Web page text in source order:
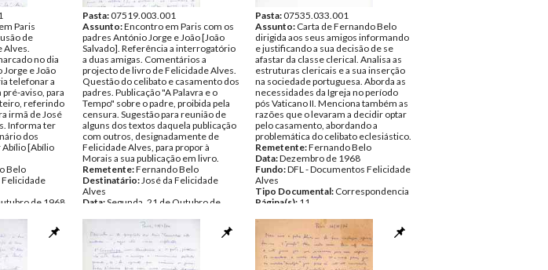
Paris
de
Alves.
no dia
e João
telefonar a
aviso, para
referindo
irmã de José
Informa ter
dos
Abílio [Abílio
Belo
Felicidade
de 1968
Pasta:07519.003.001
Assunto:Encontro em Paris com os
padres António Jorge e João [João
Salvado]. Referência a interrogatório
a duas amigas. Comentários a
projecto de livro de Felicidade Alves.
Questão do celibato e casamento dos
padres. Publicação "A Palavra e o
Tempo" sobre o padre, proibida pela
censura. Sugestão para reunião de
alguns dos textos daquela publicação
com outros, designadamente de
Felicidade Alves, para propor à
Morais a sua publicação em livro.
Remetente:Fernando Belo
Destinatário:José da Felicidade
Alves
Data: Segunda, 21 de Outubro de
DFL - Documentos Felicidade
Alves
Tipo Documental:Correspondencia
Página(s): 4
Pasta:07535.033.001
Assunto: Carta de Fernando Belo
dirigida aos seus amigos informando
e justificando a sua decisão de se
afastar da classe clerical. Analisa as
estruturas clericais e a sua inserção
na sociedade portuguesa. Aborda as
necessidades da Igreja no período
pós Vaticano II. Menciona também as
razões que o levaram a decidir optar
pelo casamento, abordando a
problemática do celibato eclesiástico.
Remetente:Fernando Belo
Data:Dezembro de 1968
Fundo:DFL - Documentos Felicidade
Alves
Tipo Documental: Correspondencia
Página(s): 11